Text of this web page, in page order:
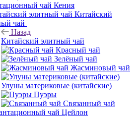
чай Кения
Китайский
чай
Назад
Китайский элитный чай
Красный чай
Зелёный чай
Жасминовый чай
Улуны материковые (китайские)
Пуэры
Связанный чай